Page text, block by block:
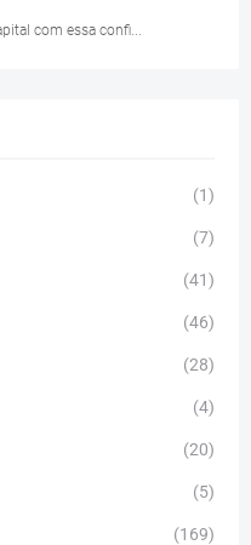
com essa confi...
(1)
(7)
(41)
(46)
(28)
(4)
(20)
(5)
(169)